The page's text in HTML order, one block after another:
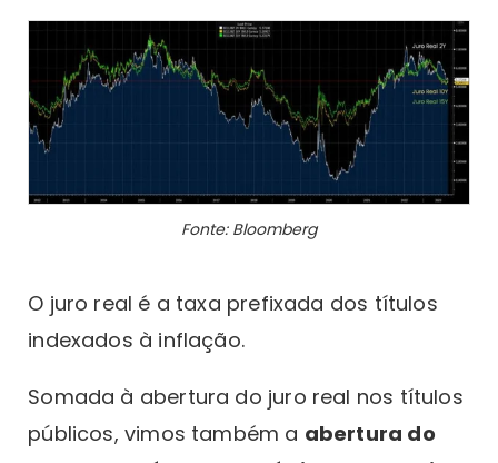
Fonte: Bloomberg
O juro real é a taxa prefixada dos títulos
indexados à inflação.
Somada à abertura do juro real nos títulos
públicos, vimos também a abertura do